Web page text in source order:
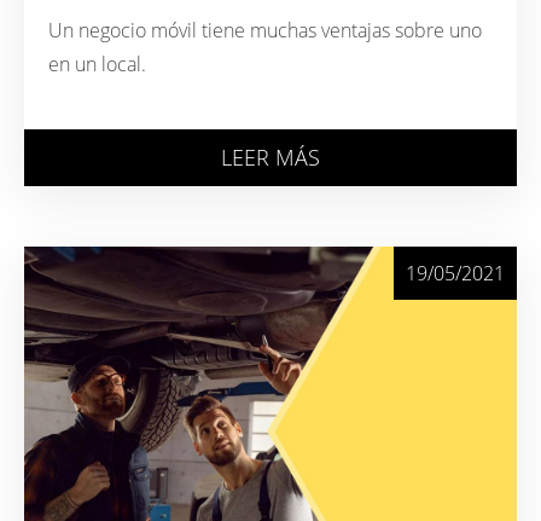
Un negocio móvil tiene muchas ventajas sobre uno
en un local.
LEER MÁS
19/05/2021